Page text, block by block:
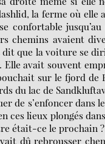
la ferme où elle
confortable
chemins avaient
dit que la voiture se
Elle avait souvent
sur le fjord
du lac de
s’enfoncer dans
ces lieux plongés
était-ce le prochain ?
dû rebrousser